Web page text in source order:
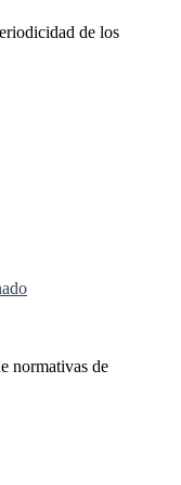
de los
normativas de